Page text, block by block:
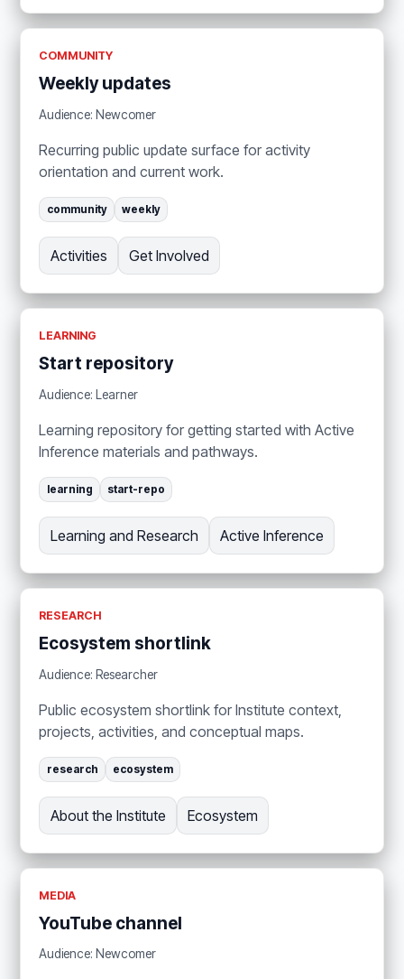
COMMUNITY
Weekly updates
Audience: Newcomer
Recurring public update surface for activity
orientation and current work.
community weekly
Activities Get Involved
LEARNING
Start repository
Audience: Learner
Learning repository for getting started with Active
Inference materials and pathways.
learning start-repo
Learning and Research Active Inference
RESEARCH
Ecosystem shortlink
Audience: Researcher
Public ecosystem shortlink for Institute context,
projects, activities, and conceptual maps.
research ecosystem
About the Institute Ecosystem
MEDIA
YouTube channel
Audience: Newcomer